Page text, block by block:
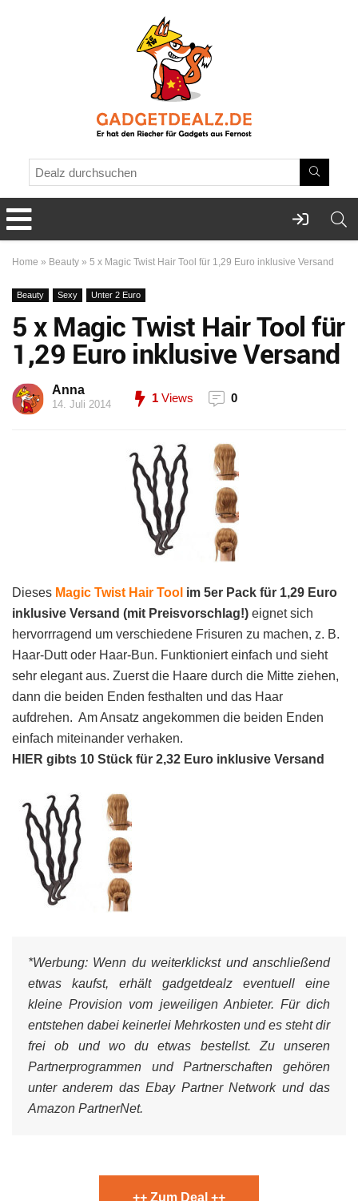
Home » Beauty » 5 x Magic Twist Hair Tool für 1,29 Euro inklusive Versand
Beauty Sexy Unter 2 Euro
5 x Magic Twist Hair Tool für
1,29 Euro inklusive Versand
Anna
14. Juli 2014 1 Views 0
Dieses Magic Twist Hair Tool im 5er Pack für 1,29 Euro
inklusive Versand (mit Preisvorschlag!) eignet sich
hervorrragend um verschiedene Frisuren zu machen, z. B.
Haar-Dutt oder Haar-Bun. Funktioniert einfach und sieht
sehr elegant aus. Zuerst die Haare durch die Mitte ziehen,
dann die beiden Enden festhalten und das Haar
aufdrehen. Am Ansatz angekommen die beiden Enden
einfach miteinander verhaken.
HIER gibts 10 Stück für 2,32 Euro inklusive Versand
*Werbung: Wenn du weiterklickst und anschließend
etwas kaufst, erhält gadgetdealz eventuell eine
kleine Provision vom jeweiligen Anbieter. Für dich
entstehen dabei keinerlei Mehrkosten und es steht dir
frei ob und wo du etwas bestellst. Zu unseren
Partnerprogrammen und Partnerschaften gehören
unter anderem das Ebay Partner Network und das
Amazon PartnerNet.
++ Zum Deal ++